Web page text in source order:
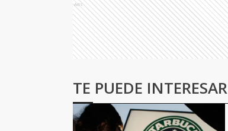
Ads
TE PUEDE INTERESAR